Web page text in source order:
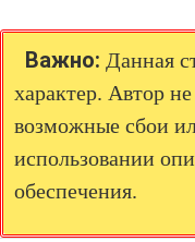
Важно: Данная
характер. Автор не
возможные сбои
использовании
обеспечения.